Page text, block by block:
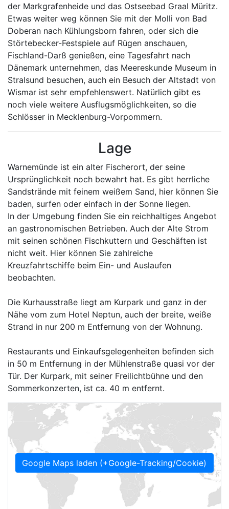
der Markgrafenheide und das Ostseebad Graal Müritz.
Etwas weiter weg können Sie mit der Molli von Bad
Doberan nach Kühlungsborn fahren, oder sich die
Störtebecker-Festspiele auf Rügen anschauen,
Fischland-Darß genießen, eine Tagesfahrt nach
Dänemark unternehmen, das Meereskunde Museum in
Stralsund besuchen, auch ein Besuch der Altstadt von
Wismar ist sehr empfehlenswert. Natürlich gibt es
noch viele weitere Ausflugsmöglichkeiten, so die
Schlösser in Mecklenburg-Vorpommern.
Lage
Warnemünde ist ein alter Fischerort, der seine
Ursprünglichkeit noch bewahrt hat. Es gibt herrliche
Sandstrände mit feinem weißem Sand, hier können Sie
baden, surfen oder einfach in der Sonne liegen.
In der Umgebung finden Sie ein reichhaltiges Angebot
an gastronomischen Betrieben. Auch der Alte Strom
mit seinen schönen Fischkuttern und Geschäften ist
nicht weit. Hier können Sie zahlreiche
Kreuzfahrtschiffe beim Ein- und Auslaufen
beobachten.
Die Kurhausstraße liegt am Kurpark und ganz in der
Nähe vom zum Hotel Neptun, auch der breite, weiße
Strand in nur 200 m Entfernung von der Wohnung.
Restaurants und Einkaufsgelegenheiten befinden sich
in 50 m Entfernung in der Mühlenstraße quasi vor der
Tür. Der Kurpark, mit seiner Freilichtbühne und den
Sommerkonzerten, ist ca. 40 m entfernt.
Google Maps laden (+Google-Tracking/Cookie)